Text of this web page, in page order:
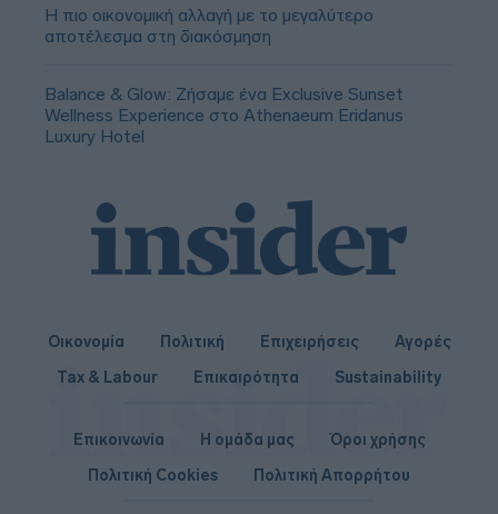
Η πιο οικονομική αλλαγή με το μεγαλύτερο
αποτέλεσμα στη διακόσμηση
Balance & Glow: Ζήσαμε ένα Exclusive Sunset
Wellness Experience στο Athenaeum Eridanus
Luxury Hotel
Οικονομία Πολιτική Επιχειρήσεις
Αγορές
Tax & Labour
Επικαιρότητα Sustainability
Επικοινωνία Η ομάδα μας
Όροι χρήσης
Πολιτική Cookies
Πολιτική Απορρήτου